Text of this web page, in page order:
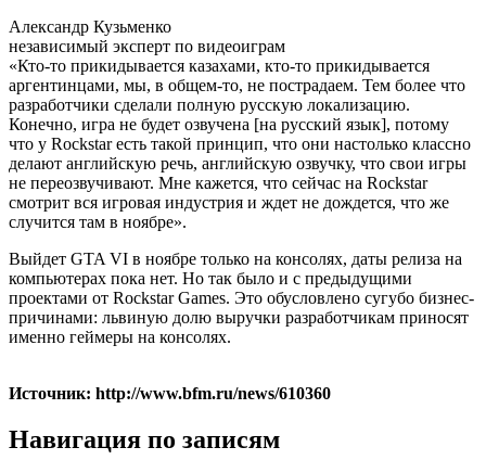
Александр Кузьменко
независимый эксперт по видеоиграм
«Кто-то прикидывается казахами, кто-то прикидывается
аргентинцами, мы, в общем-то, не пострадаем. Тем более что
разработчики сделали полную русскую локализацию.
Конечно, игра не будет озвучена [на русский язык], потому
что у Rockstar есть такой принцип, что они настолько классно
делают английскую речь, английскую озвучку, что свои игры
не переозвучивают. Мне кажется, что сейчас на Rockstar
смотрит вся игровая индустрия и ждет не дождется, что же
случится там в ноябре».
Выйдет GTA VI в ноябре только на консолях, даты релиза на
компьютерах пока нет. Но так было и с предыдущими
проектами от Rockstar Games. Это обусловлено сугубо бизнес-
причинами: львиную долю выручки разработчикам приносят
именно геймеры на консолях.
Источник: http://www.bfm.ru/news/610360
Навигация по записям